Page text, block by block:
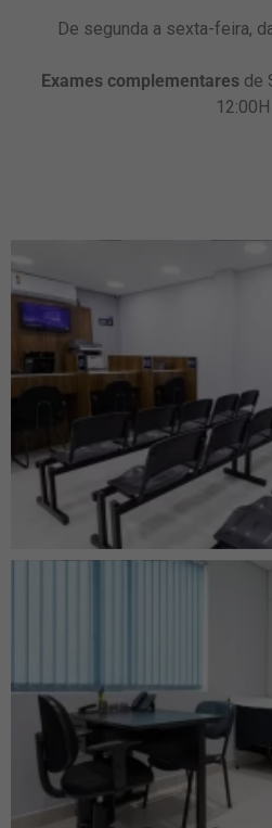
De segunda a sexta-feira,
Exames complementaresde
12:00H